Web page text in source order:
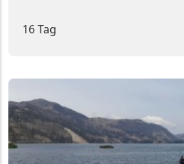
16 Tag